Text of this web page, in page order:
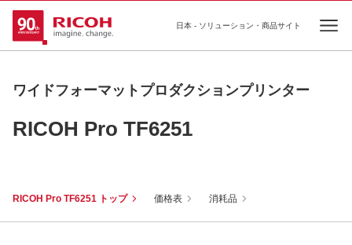
日本 - ソリューション・商品サイト
ワイドフォーマットプロダクションプリンター
RICOH Pro TF6251
RICOH Pro TF6251 トップ 価格表 消耗品